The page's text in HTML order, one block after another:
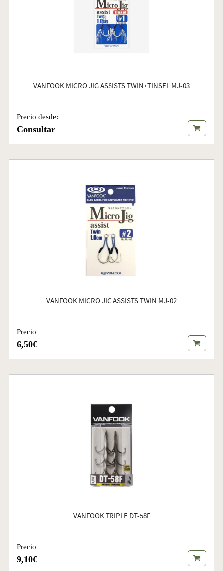
VANFOOK MICRO JIG ASSISTS TWIN+TINSEL MJ-03
Precio desde:
Consultar
VANFOOK MICRO JIG ASSISTS TWIN MJ-02
Precio
6,50€
VANFOOK TRIPLE DT-58F
Precio
9,10€